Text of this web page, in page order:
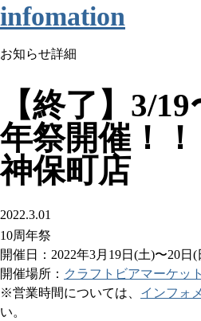
infomation
お知らせ詳細
【終了】3/
年祭開催！
神保町店
2022.3.01
10周年祭
開催日：2022年3月19日(土)〜20日(
開催場所： クラフトビアマーケッ
※営業時間については、 インフォ
い。